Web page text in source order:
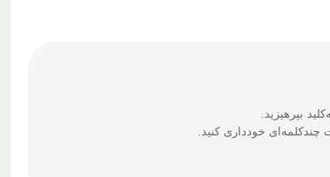
خودداری کنید.